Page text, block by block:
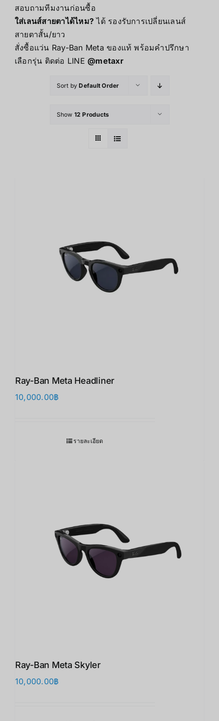
สอบถามทีมงานก่อนซื้อ
ใส่เลนส์สายตาได้ไหม? ได้ รองรับการเปลี่ยนเลนส์
สายตาสั้น/ยาว
สั่งซื้อแว่น Ray-Ban Meta ของแท้ พร้อมคำปรึกษา
เลือกรุ่น ติดต่อ LINE@metaxr
Sort byDefault Order
Show 12 Products
Ray-Ban Meta Headliner
10,000.00฿
รายละเอียด
Ray-Ban Meta Skyler
10,000.00฿